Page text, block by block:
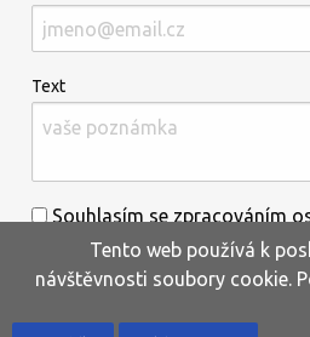
Text
Souhlasím se zpracováním
informací uvedenýchzde.*
Tento web používá k
návštěvnosti soubory cookie.